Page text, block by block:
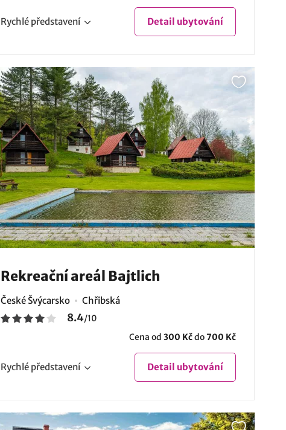
Rychlé představení Detail ubytování
Rekreační areál Bajtlich
České Švýcarsko Chřibská
8.4/10
Cena od 300 Kčdo700 Kč
Rychlé představení Detail ubytování